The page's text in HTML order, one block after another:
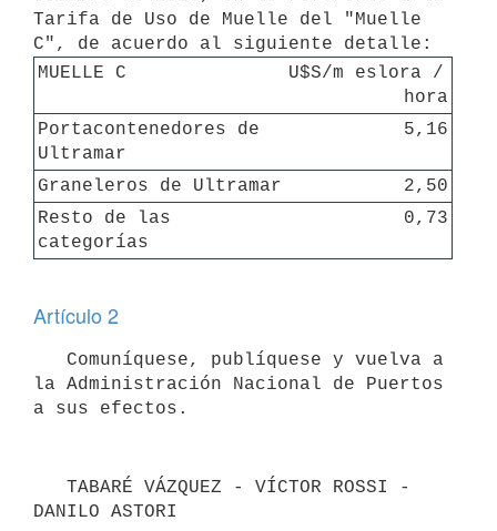
Tarifa de Uso de Muelle del "Muelle
MUELLE C
U$S/m eslora /
hora
Portacontenedores de
Ultramar
5,16
Graneleros de Ultramar
2,50
Resto de las
categorías
0,73
Artículo 2
la Administración Nacional de Puertos
DANILO ASTORI